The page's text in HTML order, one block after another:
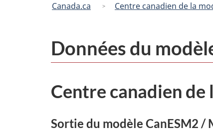
Canada.ca Centre canadien de la
Données du
Centre canadien
Sortie du modèle CanESM2 /